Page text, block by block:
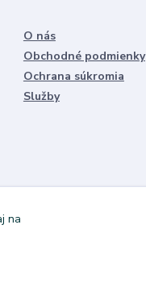
O nás
Obchodné podmienky
Ochrana súkromia
Služby
na